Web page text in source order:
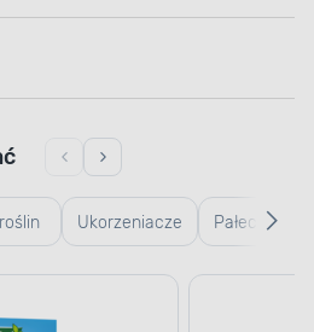
Ukorzeniacze
i regulatory
Pałeczki i
aplikatory